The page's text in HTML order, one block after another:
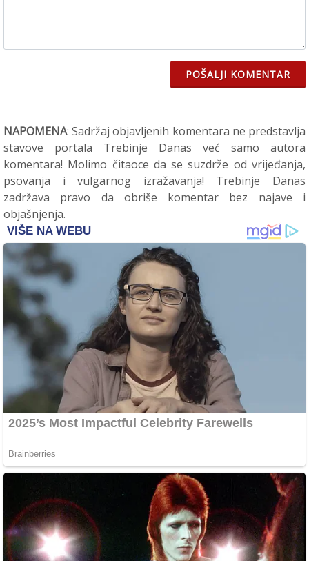
POŠALJI KOMENTAR
NAPOMENA: Sadržaj objavljenih komentara ne predstavlja
stavove portala Trebinje Danas već samo autora
komentara! Molimo čitaoce da se suzdrže od vrijeđanja,
psovanja i vulgarnog izražavanja! Trebinje Danas
zadržava pravo da obriše komentar bez najave i
objašnjenja.